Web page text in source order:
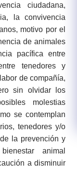
ciudadana,
la convivencia
motivo por el
de animales
pacífica entre
tenedores y
de compañía,
sin olvidar los
molestias
se contemplan
tenedores y/o
la prevención y
animal
a disminuir